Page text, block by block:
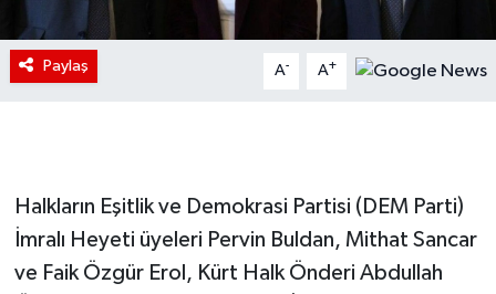
Paylaş A- A+
Halkların Eşitlik ve Demokrasi Partisi (DEM Parti)
İmralı Heyeti üyeleri Pervin Buldan, Mithat Sancar
ve Faik Özgür Erol, Kürt Halk Önderi Abdullah